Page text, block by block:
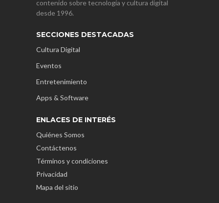
contenido sobre tecnología y cultura digital
desde 1996.
SECCIONES DESTACADAS
Cultura Digital
Eventos
Entretenimiento
Apps & Software
ENLACES DE INTERÉS
Quiénes Somos
Contáctenos
Términos y condiciones
Privacidad
Mapa del sitio